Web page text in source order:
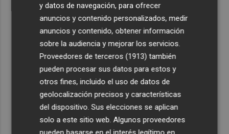
y datos de navegación, para ofrecer
anuncios y contenido personalizados, medir
anuncios y contenido, obtener información
sobre la audiencia y mejorar los servicios.
Proveedores de terceros (1913) también
pueden procesar sus datos para estos y
otros fines, incluido el uso de datos de
geolocalización precisos y características
del dispositivo. Sus elecciones se aplican
solo a este sitio web. Algunos proveedores